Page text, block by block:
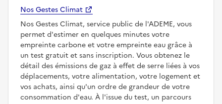
Nos Gestes Climat
Nos Gestes Climat, service public de l'ADEME, vous
permet d'estimer en quelques minutes votre
empreinte carbone et votre empreinte eau grâce à
un test gratuit et sans inscription. Vous obtenez le
détail des émissions de gaz à effet de serre liées à vos
déplacements, votre alimentation, votre logement et
vos achats, ainsi qu'un ordre de grandeur de votre
consommation d'eau. À l'issue du test, un parcours